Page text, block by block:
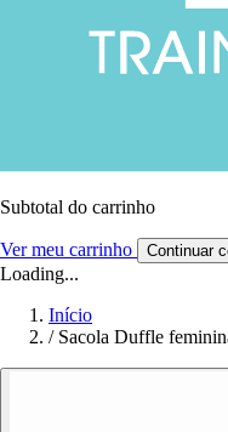
Subtotal do carrinho
Ver meu carrinho Continuar
Loading...
Início
/ Sacola Duffle